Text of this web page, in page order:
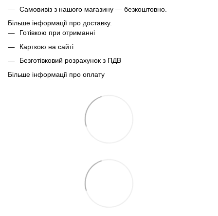
Самовивіз з нашого магазину — безкоштовно.
Більше інформації про доставку.
Готівкою при отриманні
Карткою на сайті
Безготівковий розрахунок з ПДВ
Більше інформації про оплату